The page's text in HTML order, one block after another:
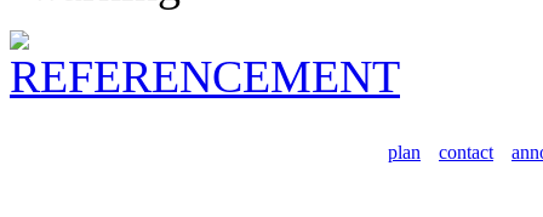
plan contact